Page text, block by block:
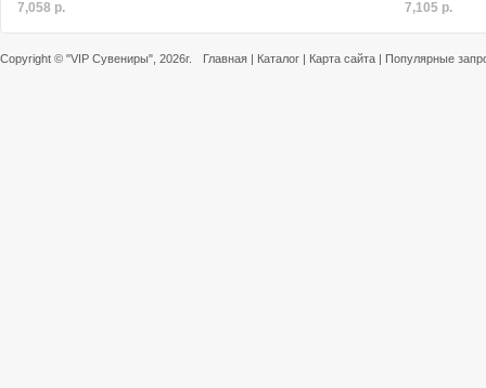
7,058 р.
7,105 р.
Copyright © "VIP Сувениры" , 2026г. Главная | Каталог | Карта сайта | Популярные